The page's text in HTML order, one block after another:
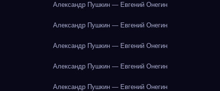
Александр Пушкин — Евгений Онегин
Александр Пушкин — Евгений Онегин
Александр Пушкин — Евгений Онегин
Александр Пушкин — Евгений Онегин
Александр Пушкин — Евгений Онегин